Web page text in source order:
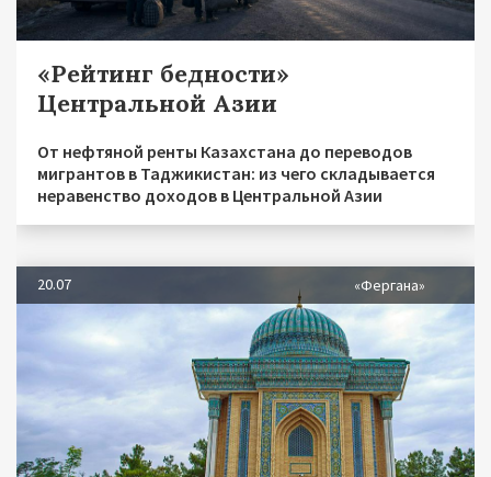
«Рейтинг бедности»
Центральной Азии
От нефтяной ренты Казахстана до переводов
мигрантов в Таджикистан: из чего складывается
неравенство доходов в Центральной Азии
20.07 «Фергана»